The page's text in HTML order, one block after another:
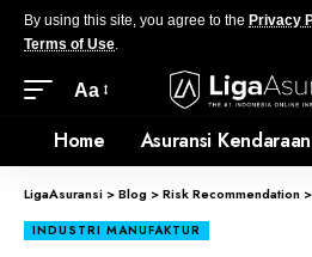
By using this site, you agree to the Privacy
Terms of Use.
Aa
Home Asuransi
LigaAsuransi >Blog >Risk Recommendation >
INDUSTRI MANUFAKTUR